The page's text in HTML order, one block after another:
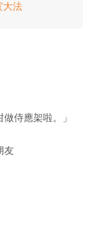
大法
侍應架啦。」
友